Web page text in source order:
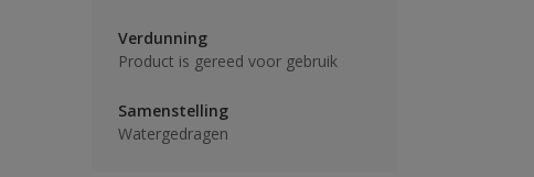
Verdunning
Product is gereed voor gebruik
Samenstelling
Watergedragen